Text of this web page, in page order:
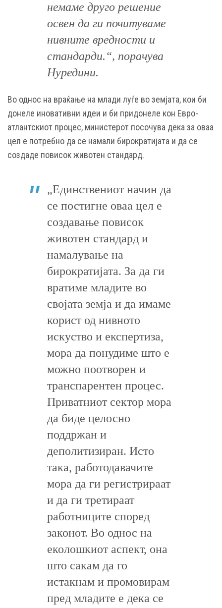
немаме друго решение
освен да ги почитуваме
нивните вредности и
стандарди.“, порачува
Нуредини.
Во однос на враќање на млади луѓе во земјата, кои би
донеле иновативни идеи и би придонеле кон Евро-
атлантскиот процес, министерот посочува дека за оваа
цел е потребно да се намали бирократијата и да се
создаде повисок животен стандард.
„Единствениот начин да
се постигне оваа цел е
создавање повисок
животен стандард и
намалување на
бирократијата. За да ги
вратиме младите во
својата земја и да имаме
корист од нивното
искуство и експертиза,
мора да понудиме што е
можно поотворен и
транспарентен процес.
Приватниот сектор мора
да биде целосно
поддржан и
деполитизиран. Исто
така, работодавачите
мора да ги регистрираат
и да ги третираат
работниците според
законот. Во однос на
еколошкиот аспект, она
што сакам да го
истакнам и промовирам
пред младите е дека се